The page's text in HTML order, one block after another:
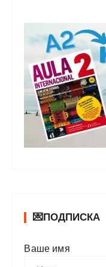
💌ПОДПИСКА
Ваше имя